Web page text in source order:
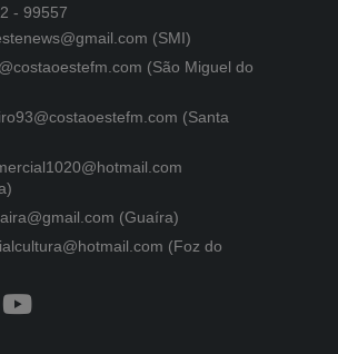
- 99557
(SMI)
(São Miguel do
(Santa
(Guaíra)
(Foz do